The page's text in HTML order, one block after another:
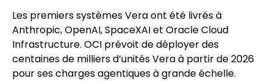
Les premiers systèmes Vera ont été livrés à
Anthropic, OpenAI, SpaceXAI et Oracle Cloud
Infrastructure. OCI prévoit de déployer des
centaines de milliers d’unités Vera à partir de 2026
pour ses charges agentiques à grande échelle.